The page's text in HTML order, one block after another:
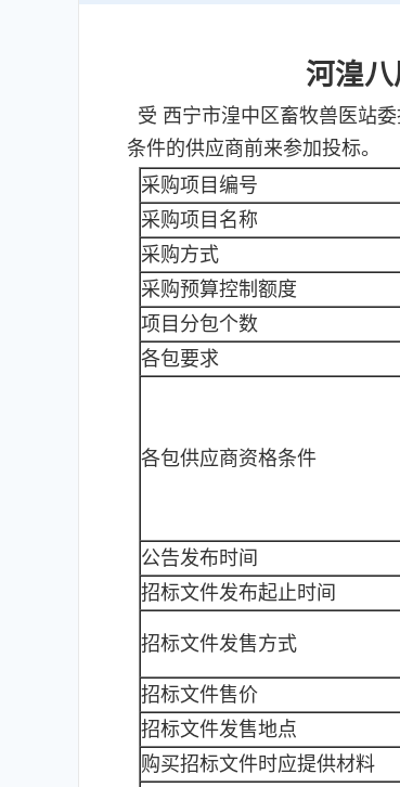
河湟八
受 西宁市湟中区畜牧兽医站
条件的供应商前来参加投标。
采购项目编号
采购项目名称
采购方式
采购预算控制额度
项目分包个数
各包要求
各包供应商资格条件
公告发布时间
招标文件发布起止时间
招标文件发售方式
招标文件售价
招标文件发售地点
购买招标文件时应提供材料